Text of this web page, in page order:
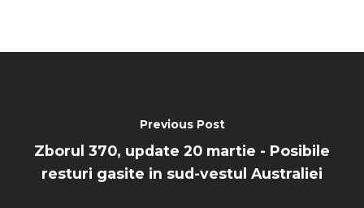
Previous Post
Zborul 370, update 20 martie - Posibile
resturi gasite in sud-vestul Australiei